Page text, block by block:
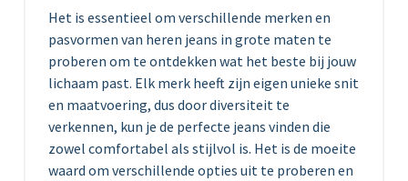
Het is essentieel om verschillende merken en
pasvormen van heren jeans in grote maten te
proberen om te ontdekken wat het beste bij jouw
lichaam past. Elk merk heeft zijn eigen unieke snit
en maatvoering, dus door diversiteit te
verkennen, kun je de perfecte jeans vinden die
zowel comfortabel als stijlvol is. Het is de moeite
waard om verschillende opties uit te proberen en